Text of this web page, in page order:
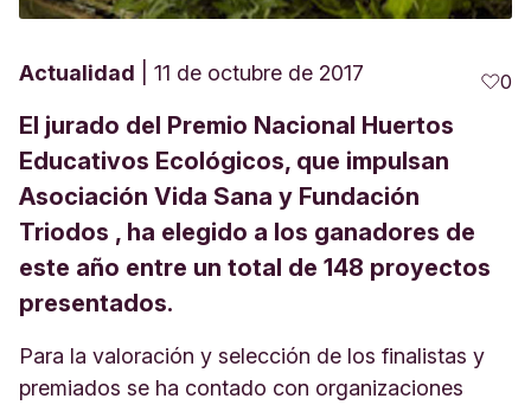
Actualidad 11 de octubre de 2017 0
El jurado del Premio Nacional Huertos
Educativos Ecológicos, que impulsan
Asociación Vida Sana y Fundación
Triodos , ha elegido a los ganadores de
este año entre un total de 148 proyectos
presentados.
Para la valoración y selección de los finalistas y
premiados se ha contado con organizaciones